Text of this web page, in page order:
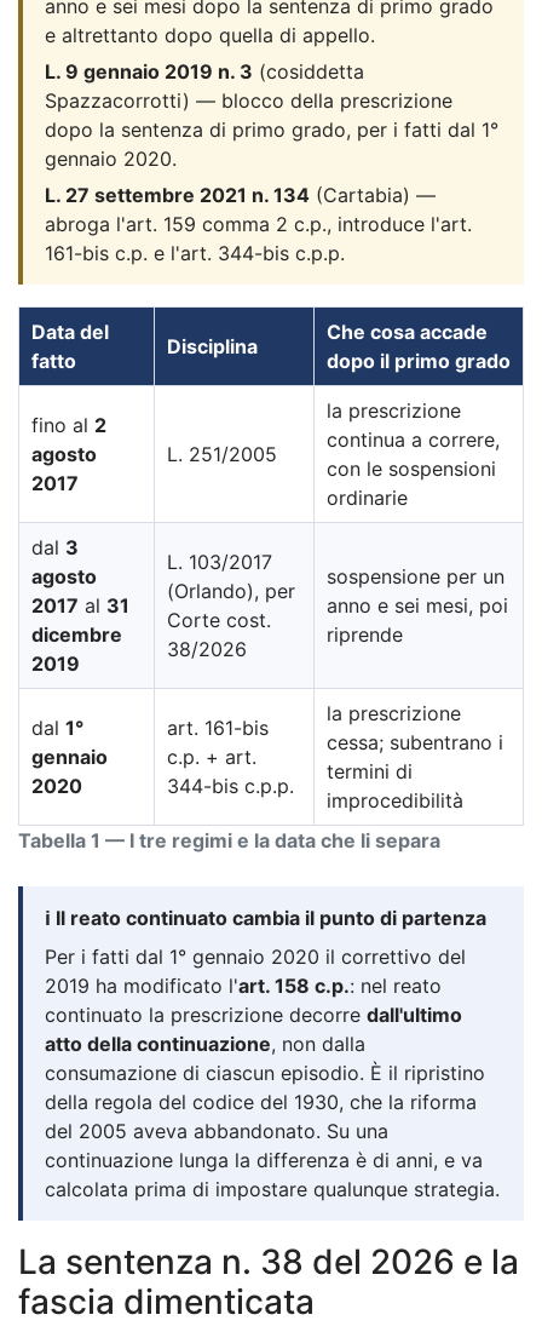
anno e sei mesi dopo la sentenza di primo grado
e altrettanto dopo quella di appello.
L. 9 gennaio 2019 n. 3 (cosiddetta
Spazzacorrotti) — blocco della prescrizione
dopo la sentenza di primo grado, per i fatti dal 1°
gennaio 2020.
L. 27 settembre 2021 n. 134 (Cartabia) —
abroga l'art. 159 comma 2 c.p., introduce l'art.
161-bis c.p. e l'art. 344-bis c.p.p.
Tabella 1 — I tre regimi e la data che li separa
Data del
fatto
Disciplina
Che cosa accade
dopo il primo grado
fino al 2
agosto
2017
L. 251/2005
la prescrizione
continua a correre,
con le sospensioni
ordinarie
dal 3
agosto
2017 al 31
dicembre
2019
L. 103/2017
(Orlando), per
Corte cost.
38/2026
sospensione per un
anno e sei mesi, poi
riprende
dal 1°
gennaio
2020
art. 161-bis
c.p. + art.
344-bis c.p.p.
la prescrizione
cessa; subentrano i
termini di
improcedibilità
ℹ️ Il reato continuato cambia il punto di partenza
Per i fatti dal 1° gennaio 2020 il correttivo del
2019 ha modificato l'art. 158 c.p.: nel reato
continuato la prescrizione decorre dall'ultimo
atto della continuazione, non dalla
consumazione di ciascun episodio. È il ripristino
della regola del codice del 1930, che la riforma
del 2005 aveva abbandonato. Su una
continuazione lunga la differenza è di anni, e va
calcolata prima di impostare qualunque strategia.
La sentenza n. 38 del 2026 e la
fascia dimenticata